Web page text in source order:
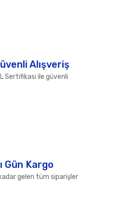
daha pahalı.
Alışveriş
Sertifikası ile güvenli
Gün Kargo
gelen tüm siparişler